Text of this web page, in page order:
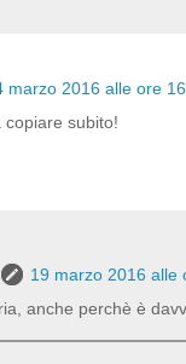
marzo 2016 alle ore
copiare subito!
19 marzo 2016 alle
anche perchè è